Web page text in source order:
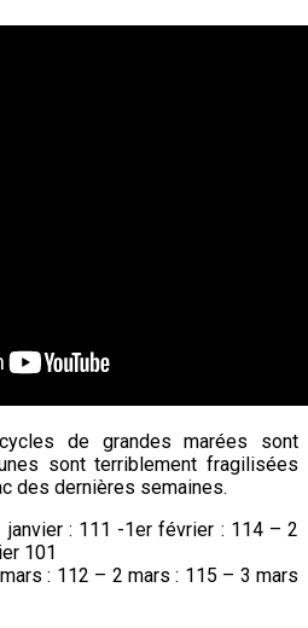
de grandes marées sont
sont terriblement fragilisées
des dernières semaines.
janvier : 111 -1er février : 114 – 2
101
: 112 – 2 mars : 115 – 3 mars